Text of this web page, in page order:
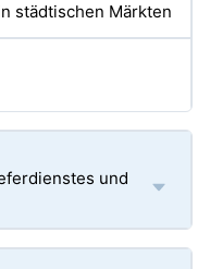
städtischen Märkten
und